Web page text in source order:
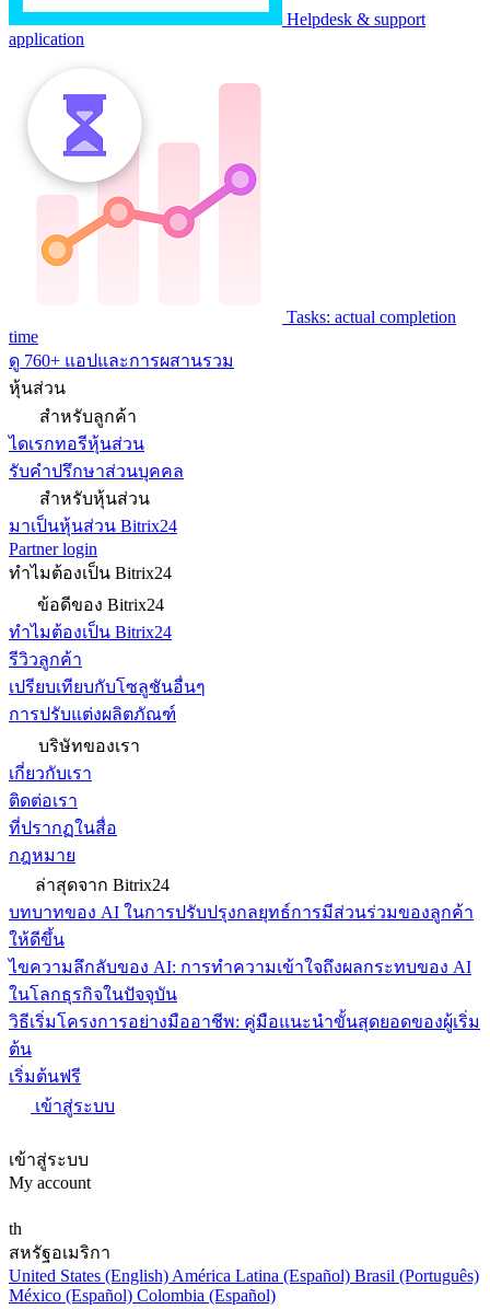
Helpdesk & support
application
Tasks: actual completion
time
ดู 760+ แอปและการผสานรวม
หุ้นส่วน
สำหรับลูกค้า
ไดเรกทอรีหุ้นส่วน
รับคำปรึกษาส่วนบุคคล
สำหรับหุ้นส่วน
มาเป็นหุ้นส่วน Bitrix24
Partner login
ทำไมต้องเป็น Bitrix24
ข้อดีของ Bitrix24
ทำไมต้องเป็น Bitrix24
รีวิวลูกค้า
เปรียบเทียบกับโซลูชันอื่นๆ
การปรับแต่งผลิตภัณฑ์
บริษัทของเรา
เกี่ยวกับเรา
ติดต่อเรา
ที่ปรากฏในสื่อ
กฎหมาย
ล่าสุดจาก Bitrix24
บทบาทของ AI ในการปรับปรุงกลยุทธ์การมีส่วนร่วมของลูกค้า
ให้ดีขึ้น
ไขความลึกลับของ AI: การทำความเข้าใจถึงผลกระทบของ AI
ในโลกธุรกิจในปัจจุบัน
วิธีเริ่มโครงการอย่างมืออาชีพ: คู่มือแนะนำขั้นสุดยอดของผู้เริ่ม
ต้น
เริ่มต้นฟรี
เข้าสู่ระบบ
เข้าสู่ระบบ
My account
th
สหรัฐอเมริกา
United States (English) América Latina (Español) Brasil (Português)
México (Español) Colombia (Español)